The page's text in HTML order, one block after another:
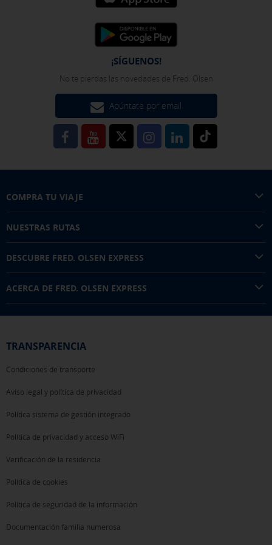
¡SÍGUENOS!
No te pierdas las novedades de Fred. Olsen
Apúntate por email
COMPRA TU VIAJE
NUESTRAS RUTAS
DESCUBRE FRED. OLSEN EXPRESS
ACERCA DE FRED. OLSEN EXPRESS
TRANSPARENCIA
Condiciones de transporte
Aviso legal y política de privacidad
Política sistema de gestión integrado
Política de privacidad y acceso WiFi
Verificación de la residencia
Política de cookies
Política de seguridad de la información
Documentación familia numerosa
Pulsa aquí para desactivar las cookies opcionales
cookies" al pie de la página. También puedes consultar nuestra